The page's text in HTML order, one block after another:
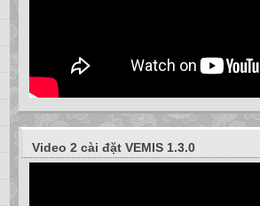
Video 2 cài đặt VEMIS 1.3.0